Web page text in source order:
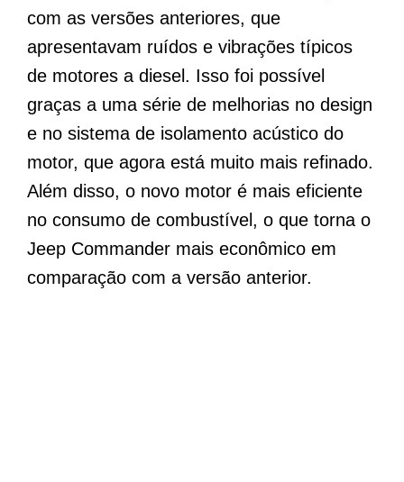
com as versões anteriores, que
apresentavam ruídos e vibrações típicos
de motores a diesel. Isso foi possível
graças a uma série de melhorias no design
e no sistema de isolamento acústico do
motor, que agora está muito mais refinado.
Além disso, o novo motor é mais eficiente
no consumo de combustível, o que torna o
Jeep Commander mais econômico em
comparação com a versão anterior.